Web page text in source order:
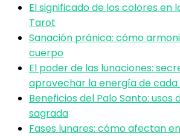
El significado de los colores en
Tarot
Sanación pránica: cómo
cuerpo
El poder de las lunaciones:
aprovechar la energía de cada
Beneficios del Palo Santo: usos
sagrada
Fases lunares: cómo afectan